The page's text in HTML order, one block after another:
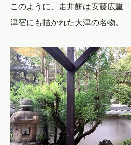
このように、走井餅は安藤広重
津宿にも描かれた大津の名物。